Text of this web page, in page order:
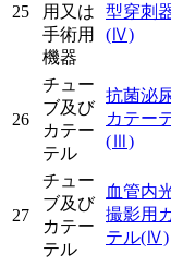
25
用又は
手術用
機器
型穿刺
(Ⅳ)
26
チュー
ブ及び
カテー
テル
抗菌泌
カテー
(Ⅲ)
27
チュー
ブ及び
カテー
テル
血管内
撮影用
テル(Ⅳ)